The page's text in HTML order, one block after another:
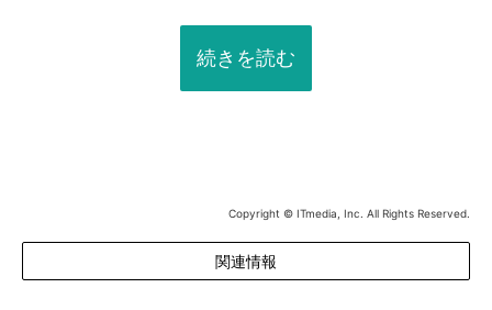
続きを読む
Copyright © ITmedia, Inc. All Rights Reserved.
関連情報